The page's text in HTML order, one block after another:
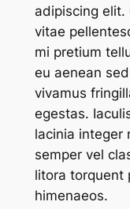
adipiscing elit.
vitae
mi pretium
eu aenean
vivamus
egestas.
lacinia integer
semper vel
litora torquent
himenaeos.